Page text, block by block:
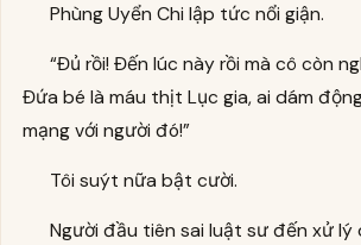
Phùng Uyển Chi lập tức nổi giận.
“Đủ rồi! Đến lúc này rồi mà cô còn
Đứa bé là máu thịt Lục gia, ai dám
mạng với người đó!”
Tôi suýt nữa bật cười.
Người đầu tiên sai luật sư đến xử lý